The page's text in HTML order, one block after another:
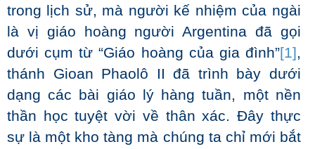
trong lịch sử, mà người kế nhiệm của ngài
là vị giáo hoàng người Argentina đã gọi
dưới cụm từ “Giáo hoàng của gia đình”[1],
thánh Gioan Phaolô II đã trình bày dưới
dạng các bài giáo lý hàng tuần, một nền
thần học tuyệt vời về thân xác. Đây thực
sự là một kho tàng mà chúng ta chỉ mới bắt